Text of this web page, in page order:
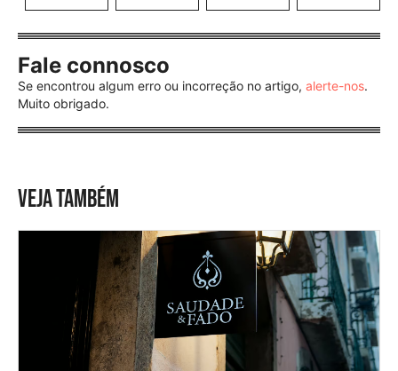
Fale connosco
Se encontrou algum erro ou incorreção no artigo, alerte-nos.
Muito obrigado.
VEJA TAMBÉM